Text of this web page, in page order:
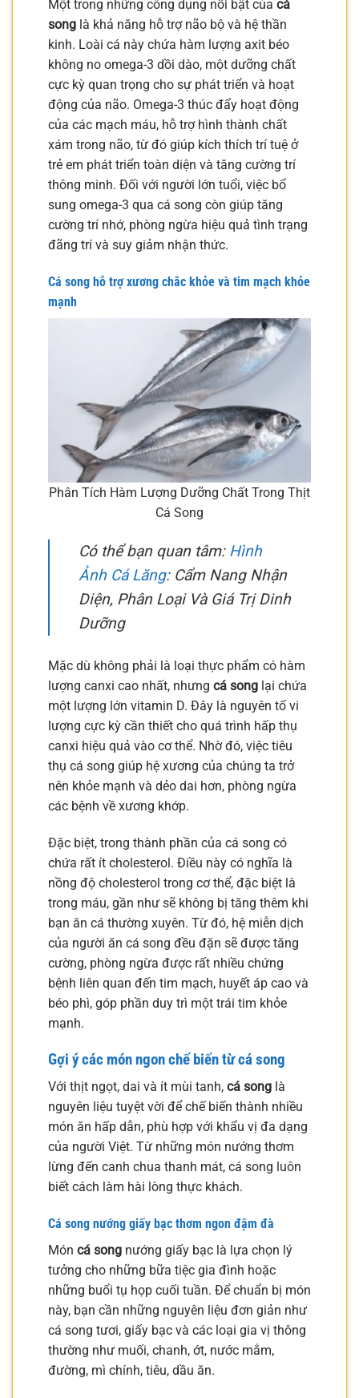
Một trong những công dụng nổi bật của cá
song là khả năng hỗ trợ não bộ và hệ thần
kinh. Loài cá này chứa hàm lượng axit béo
không no omega-3 dồi dào, một dưỡng chất
cực kỳ quan trọng cho sự phát triển và hoạt
động của não. Omega-3 thúc đẩy hoạt động
của các mạch máu, hỗ trợ hình thành chất
xám trong não, từ đó giúp kích thích trí tuệ ở
trẻ em phát triển toàn diện và tăng cường trí
thông minh. Đối với người lớn tuổi, việc bổ
sung omega-3 qua cá song còn giúp tăng
cường trí nhớ, phòng ngừa hiệu quả tình trạng
đãng trí và suy giảm nhận thức.
Cá song hỗ trợ xương chắc khỏe và tim mạch khỏe
mạnh
Phân Tích Hàm Lượng Dưỡng Chất Trong Thịt
Cá Song
Có thể bạn quan tâm: Hình
Ảnh Cá Lăng: Cẩm Nang Nhận
Diện, Phân Loại Và Giá Trị Dinh
Dưỡng
Mặc dù không phải là loại thực phẩm có hàm
lượng canxi cao nhất, nhưng cá song lại chứa
một lượng lớn vitamin D. Đây là nguyên tố vi
lượng cực kỳ cần thiết cho quá trình hấp thụ
canxi hiệu quả vào cơ thể. Nhờ đó, việc tiêu
thụ cá song giúp hệ xương của chúng ta trở
nên khỏe mạnh và dẻo dai hơn, phòng ngừa
các bệnh về xương khớp.
Đặc biệt, trong thành phần của cá song có
chứa rất ít cholesterol. Điều này có nghĩa là
nồng độ cholesterol trong cơ thể, đặc biệt là
trong máu, gần như sẽ không bị tăng thêm khi
bạn ăn cá thường xuyên. Từ đó, hệ miễn dịch
của người ăn cá song đều đặn sẽ được tăng
cường, phòng ngừa được rất nhiều chứng
bệnh liên quan đến tim mạch, huyết áp cao và
béo phì, góp phần duy trì một trái tim khỏe
mạnh.
Gợi ý các món ngon chế biến từ cá song
Với thịt ngọt, dai và ít mùi tanh, cá song là
nguyên liệu tuyệt vời để chế biến thành nhiều
món ăn hấp dẫn, phù hợp với khẩu vị đa dạng
của người Việt. Từ những món nướng thơm
lừng đến canh chua thanh mát, cá song luôn
biết cách làm hài lòng thực khách.
Cá song nướng giấy bạc thơm ngon đậm đà
Món cá song nướng giấy bạc là lựa chọn lý
tưởng cho những bữa tiệc gia đình hoặc
những buổi tụ họp cuối tuần. Để chuẩn bị món
này, bạn cần những nguyên liệu đơn giản như
cá song tươi, giấy bạc và các loại gia vị thông
thường như muối, chanh, ớt, nước mắm,
đường, mì chính, tiêu, dầu ăn.